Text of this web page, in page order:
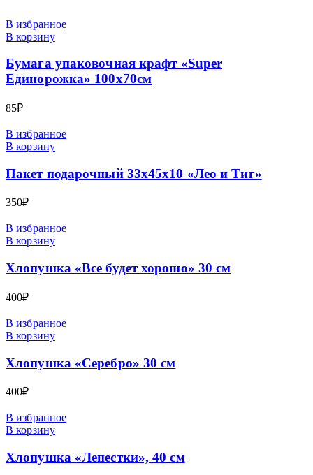
В избранное
В корзину
Бумага упаковочная крафт «Super
Единорожка» 100х70см
85₽
В избранное
В корзину
Пакет подарочный 33х45х10 «Лео и Тиг»
350₽
В избранное
В корзину
Хлопушка «Все будет хорошо» 30 см
400₽
В избранное
В корзину
Хлопушка «Серебро» 30 см
400₽
В избранное
В корзину
Хлопушка «Лепестки», 40 см